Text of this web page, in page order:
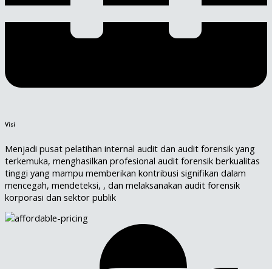
Visi
Menjadi pusat pelatihan internal audit dan audit forensik yang
terkemuka, menghasilkan profesional audit forensik berkualitas
tinggi yang mampu memberikan kontribusi signifikan dalam
mencegah, mendeteksi, , dan melaksanakan audit forensik
korporasi dan sektor publik